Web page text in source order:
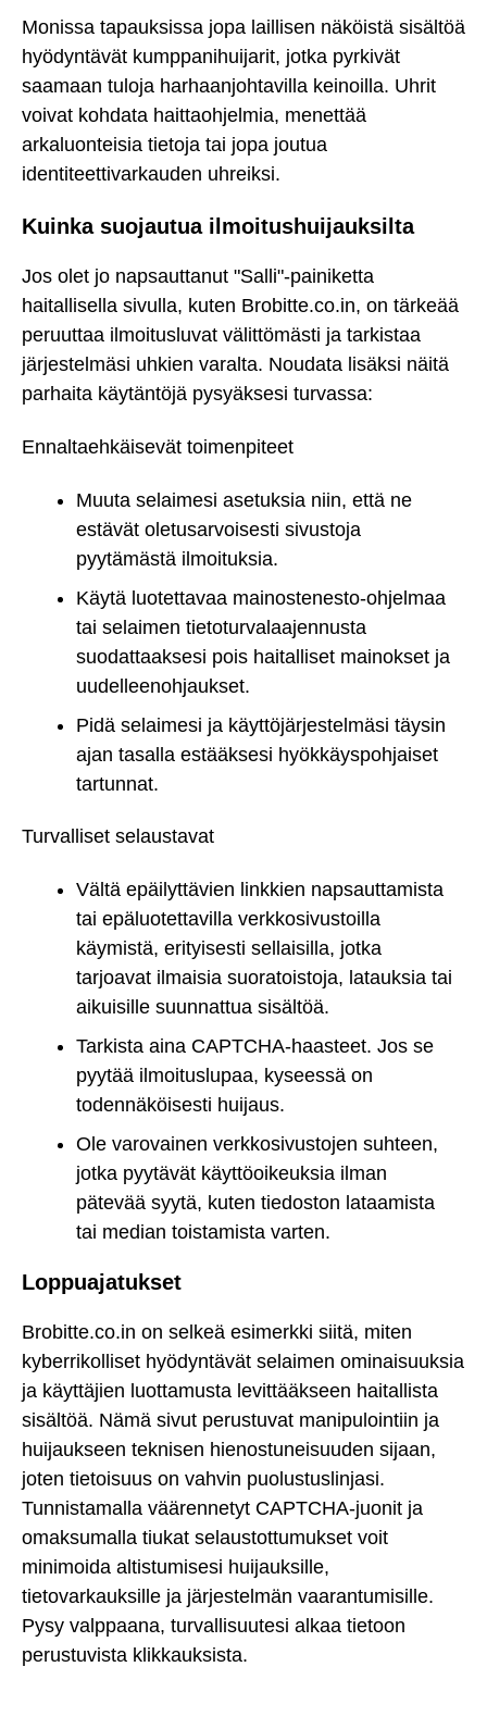
Monissa tapauksissa jopa laillisen näköistä sisältöä
hyödyntävät kumppanihuijarit, jotka pyrkivät
saamaan tuloja harhaanjohtavilla keinoilla. Uhrit
voivat kohdata haittaohjelmia, menettää
arkaluonteisia tietoja tai jopa joutua
identiteettivarkauden uhreiksi.
Kuinka suojautua ilmoitushuijauksilta
Jos olet jo napsauttanut "Salli"-painiketta
haitallisella sivulla, kuten Brobitte.co.in, on tärkeää
peruuttaa ilmoitusluvat välittömästi ja tarkistaa
järjestelmäsi uhkien varalta. Noudata lisäksi näitä
parhaita käytäntöjä pysyäksesi turvassa:
Ennaltaehkäisevät toimenpiteet
Muuta selaimesi asetuksia niin, että ne
estävät oletusarvoisesti sivustoja
pyytämästä ilmoituksia.
Käytä luotettavaa mainostenesto-ohjelmaa
tai selaimen tietoturvalaajennusta
suodattaaksesi pois haitalliset mainokset ja
uudelleenohjaukset.
Pidä selaimesi ja käyttöjärjestelmäsi täysin
ajan tasalla estääksesi hyökkäyspohjaiset
tartunnat.
Turvalliset selaustavat
Vältä epäilyttävien linkkien napsauttamista
tai epäluotettavilla verkkosivustoilla
käymistä, erityisesti sellaisilla, jotka
tarjoavat ilmaisia suoratoistoja, latauksia tai
aikuisille suunnattua sisältöä.
Tarkista aina CAPTCHA-haasteet. Jos se
pyytää ilmoituslupaa, kyseessä on
todennäköisesti huijaus.
Ole varovainen verkkosivustojen suhteen,
jotka pyytävät käyttöoikeuksia ilman
pätevää syytä, kuten tiedoston lataamista
tai median toistamista varten.
Loppuajatukset
Brobitte.co.in on selkeä esimerkki siitä, miten
kyberrikolliset hyödyntävät selaimen ominaisuuksia
ja käyttäjien luottamusta levittääkseen haitallista
sisältöä. Nämä sivut perustuvat manipulointiin ja
huijaukseen teknisen hienostuneisuuden sijaan,
joten tietoisuus on vahvin puolustuslinjasi.
Tunnistamalla väärennetyt CAPTCHA-juonit ja
omaksumalla tiukat selaustottumukset voit
minimoida altistumisesi huijauksille,
tietovarkauksille ja järjestelmän vaarantumisille.
Pysy valppaana, turvallisuutesi alkaa tietoon
perustuvista klikkauksista.